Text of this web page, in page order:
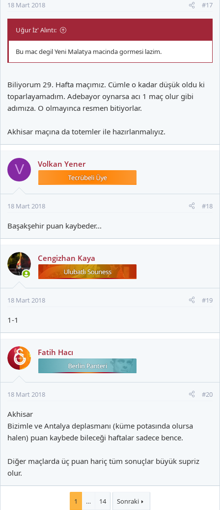
18 Mart 2018 #17
Uğur İz' Alıntı:
Bu mac degil Yeni Malatya macinda gormesi lazim.
Biliyorum 29. Hafta maçımız. Cümle o kadar düşük oldu ki
toparlayamadım. Adebayor oynarsa acı 1 maç olur gibi
adımıza. O olmayınca resmen bitiyorlar.
Akhisar maçına da totemler ile hazırlanmalıyız.
V Volkan Yener
18 Mart 2018 #18
Başakşehir puan kaybeder...
Cengizhan Kaya
18 Mart 2018 #19
1-1
Fatih Hacı
18 Mart 2018 #20
Akhisar
Bizimle ve Antalya deplasmanı (küme potasında olursa
halen) puan kaybede bileceği haftalar sadece bence.
Diğer maçlarda üç puan hariç tüm sonuçlar büyük supriz
olur.
1 … 14 Sonraki